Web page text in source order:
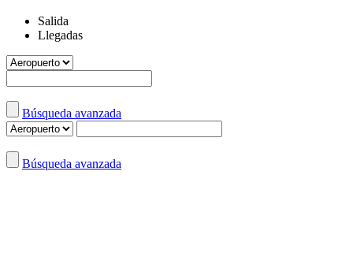
Salida
Llegadas
Búsqueda avanzada
Búsqueda avanzada